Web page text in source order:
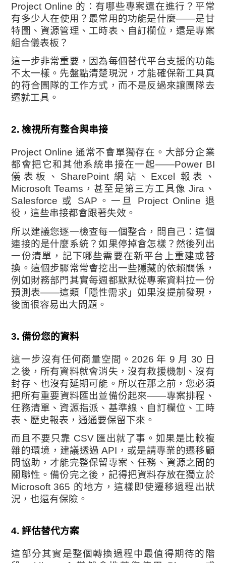
Project Online 的：有哪些專案還在進行？平常
有多少人在使用？最常用的功能是什麼——是甘
特圖、資源管理、工時表、自訂欄位，還是專案
組合儀表板？
這一步非常重要，因為每個替代平台支援的功能
不太一樣。先盤點清楚現況，才能確保新工具真
的符合團隊的工作方式，而不是反過來讓團隊去
遷就工具。
2. 檢視所有整合與串接
Project Online 通常不會單獨存在。大部分企業
都會把它和其他系統串接在一起——Power BI
儀表板、SharePoint 網站、Excel 報表、
Microsoft Teams，甚至是第三方工具像 Jira、
Salesforce 或 SAP。一旦 Project Online 退
役，這些串接都會跟著失效。
所以建議您逐一檢查每一個整合，問自己：這個
連接的是什麼系統？如果停掉會怎樣？然後列出
一份清單，記下哪些需要在新平台上重建或替
換。這個步驟常常會挖出一些隱藏的依賴關係，
例如財務部門其實每週都默默從專案資料拉一份
預測表——這類「隱性需求」如果沒提前發現，
後面很容易出大問題。
3. 備份您的資料
這一步沒有任何商量空間。2026 年 9 月 30 日
之後，所有資料就會消失，沒有救援機制、沒有
封存、也沒有延期可能。所以在那之前，您必須
把所有重要資料匯出並備份起來——專案排程、
任務清單、資源指派、基準線、自訂欄位、工時
表、歷史報表，通通要保留下來。
而且不要只靠 CSV 匯出就了事。如果是比較複
雜的環境，建議透過 API，或是請專業的遷移顧
問協助，才能完整保留專案、任務、資源之間的
關聯性。備份完之後，記得把資料存放在獨立於
Microsoft 365 的地方，這樣即使遷移過程出狀
況，也還有保險。
4. 評估替代方案
這部分其實是整個轉換過程中最值得期待的階